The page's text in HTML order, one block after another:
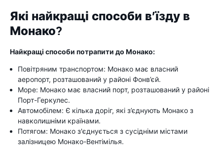
Які найкращі способи в’їзду в
Монако?
Найкращі способи потрапити до Монако:
Повітряним транспортом: Монако має власний
аеропорт, розташований у районі Фонв’єй.
Море: Монако має власний порт, розташований у районі
Порт-Геркулес.
Автомобілем: Є кілька доріг, які з’єднують Монако з
навколишніми країнами.
Потягом: Монако з'єднується з сусідніми містами
залізницею Монако-Вентімілья.